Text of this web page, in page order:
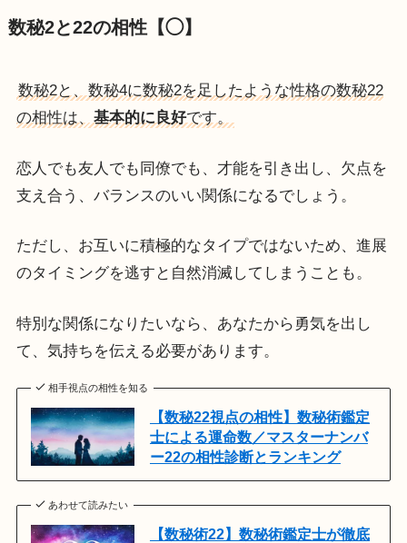
数秘2と22の相性【◯】
数秘2と、数秘4に数秘2を足したような性格の数秘22
の相性は、 基本的に良好です。
恋人でも友人でも同僚でも、才能を引き出し、欠点を
支え合う、バランスのいい関係になるでしょう。
ただし、お互いに積極的なタイプではないため、進展
のタイミングを逃すと自然消滅してしまうことも。
特別な関係になりたいなら、あなたから勇気を出し
て、気持ちを伝える必要があります。
相手視点の相性を知る
【数秘22視点の相性】数秘術鑑定
士による運命数／マスターナンバ
ー22の相性診断とランキング
あわせて読みたい
【数秘術22】数秘術鑑定士が徹底